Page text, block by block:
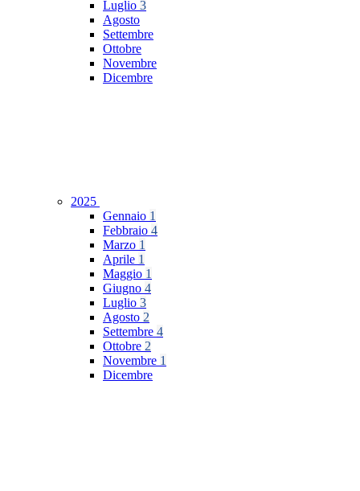
Luglio 3
Agosto
Settembre
Ottobre
Novembre
Dicembre
2025
Gennaio 1
Febbraio 4
Marzo 1
Aprile 1
Maggio 1
Giugno 4
Luglio 3
Agosto 2
Settembre 4
Ottobre 2
Novembre 1
Dicembre